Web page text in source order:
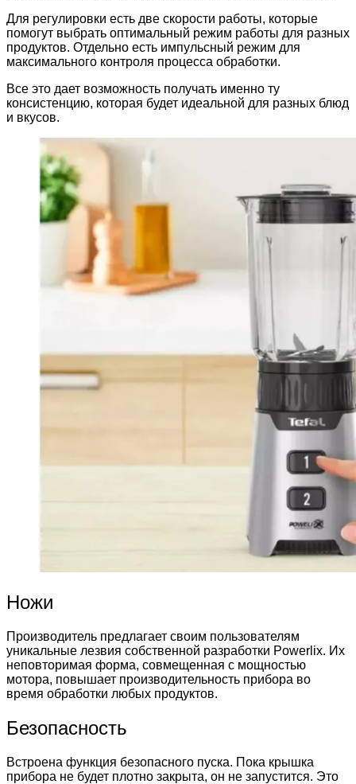
Для регулировки есть две скорости работы, которые
помогут выбрать оптимальный режим работы для разных
продуктов. Отдельно есть импульсный режим для
максимального контроля процесса обработки.
Все это дает возможность получать именно ту
консистенцию, которая будет идеальной для разных блюд
и вкусов.
Ножи
Производитель предлагает своим пользователям
уникальные лезвия собственной разработки Powerlix. Их
неповторимая форма, совмещенная с мощностью
мотора, повышает производительность прибора во
время обработки любых продуктов.
Безопасность
Встроена функция безопасного пуска. Пока крышка
прибора не будет плотно закрыта, он не запустится. Это